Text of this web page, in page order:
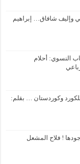
وإليف شافاق… إبراهيم
النسوي: أحلام
وكوردستان … بقلم:
! فلاح المشعل